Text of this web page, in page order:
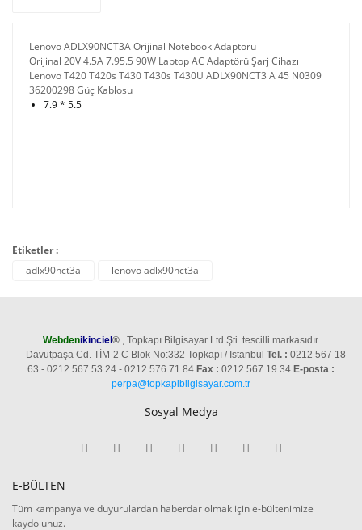
Lenovo ADLX90NCT3A Orijinal Notebook Adaptörü
Orijinal 20V 4.5A 7.95.5 90W Laptop AC Adaptörü Şarj Cihazı
Lenovo T420 T420s T430 T430s T430U ADLX90NCT3 A 45 N0309
36200298 Güç Kablosu
7.9 * 5.5
Etiketler :
adlx90nct3a
lenovo adlx90nct3a
Webdenikinciel ®, Topkapı Bilgisayar Ltd.Şti. tescilli markasıdır.
Davutpaşa Cd. TİM-2 C Blok No:332 Topkapı / Istanbul Tel. : 0212 567 18
63 - 0212 567 53 24 - 0212 576 71 84 Fax : 0212 567 19 34 E-posta :
perpa@topkapibilgisayar.com.tr
Sosyal Medya
E-BÜLTEN
Tüm kampanya ve duyurulardan haberdar olmak için e-bültenimize
kaydolunuz.